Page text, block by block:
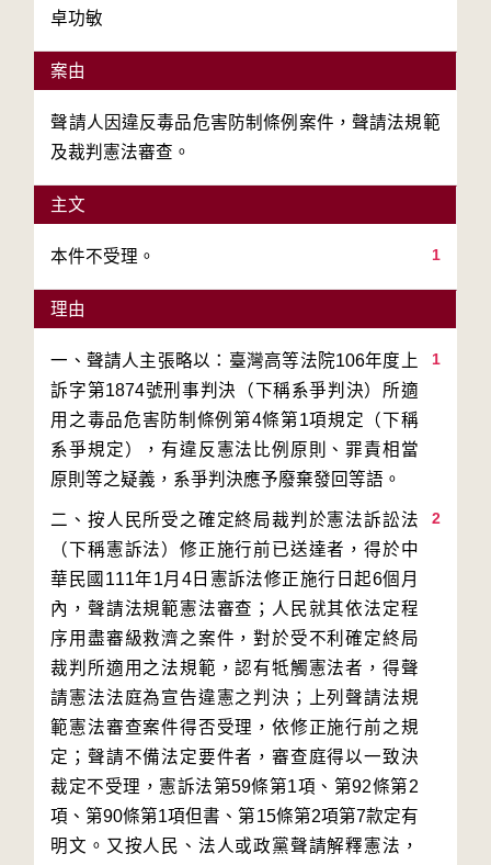
卓功敏
案由
聲請人因違反毒品危害防制條例案件，聲請法規範
及裁判憲法審查。
主文
1
本件不受理。
理由
1
一、聲請人主張略以：臺灣高等法院106年度上
訴字第1874號刑事判決（下稱系爭判決）所適
用之毒品危害防制條例第4條第1項規定（下稱
系爭規定），有違反憲法比例原則、罪責相當
2
二、按人民所受之確定終局裁判於憲法訴訟法
（下稱憲訴法）修正施行前已送達者，得於中
華民國111年1月4日憲訴法修正施行日起6個月
內，聲請法規範憲法審查；人民就其依法定程
序用盡審級救濟之案件，對於受不利確定終局
裁判所適用之法規範，認有牴觸憲法者，得聲
請憲法法庭為宣告違憲之判決；上列聲請法規
範憲法審查案件得否受理，依修正施行前之規
定；聲請不備法定要件者，審查庭得以一致決
裁定不受理，憲訴法第59條第1項、第92條第2
項、第90條第1項但書、第15條第2項第7款定有
明文。又按人民、法人或政黨聲請解釋憲法，